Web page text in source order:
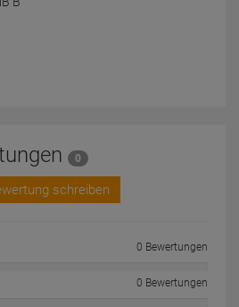
0
schreiben
0 Bewertungen
0 Bewertungen